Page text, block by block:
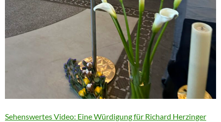
Sehenswertes Video: Eine Würdigung für Richard Herzinger